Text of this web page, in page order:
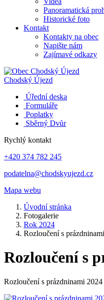
Panoramatická
Historické foto
Kontakt
Kontakty na obec
Napište nám
Zajímavé odkazy
Chodský Újezd
Úřední deska
Formuláře
Poplatky
Sběrný Dvůr
Rychlý kontakt
+420 374 782 245
podatelna@chodskyujezd.cz
Mapa webu
Úvodní stránka
Fotogalerie
Rok 2024
Rozloučení s
Rozloučení s
Rozloučení s prázdninami 2024